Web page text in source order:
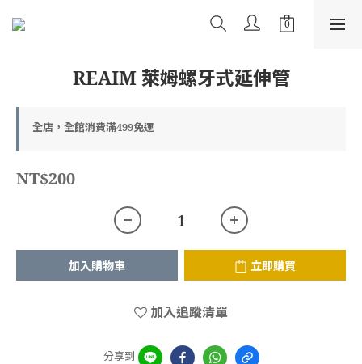
REAIM 萊姆螺牙式延伸管
全店，全館消費滿499免運
NT$200
加入購物車 立即購買
加入追蹤清單
分享到